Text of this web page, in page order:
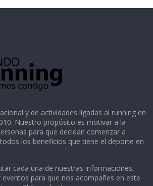
y de actividades ligadas al running en
Nuestro propósito es motivar a la
para que decidan comenzar a
los beneficios que tiene el deporte en
cada una de nuestras informaciones,
eventos para que nos acompañes en este